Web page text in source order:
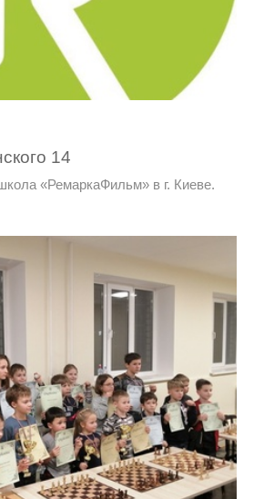
14
«РемаркаФильм» в г. Киеве.